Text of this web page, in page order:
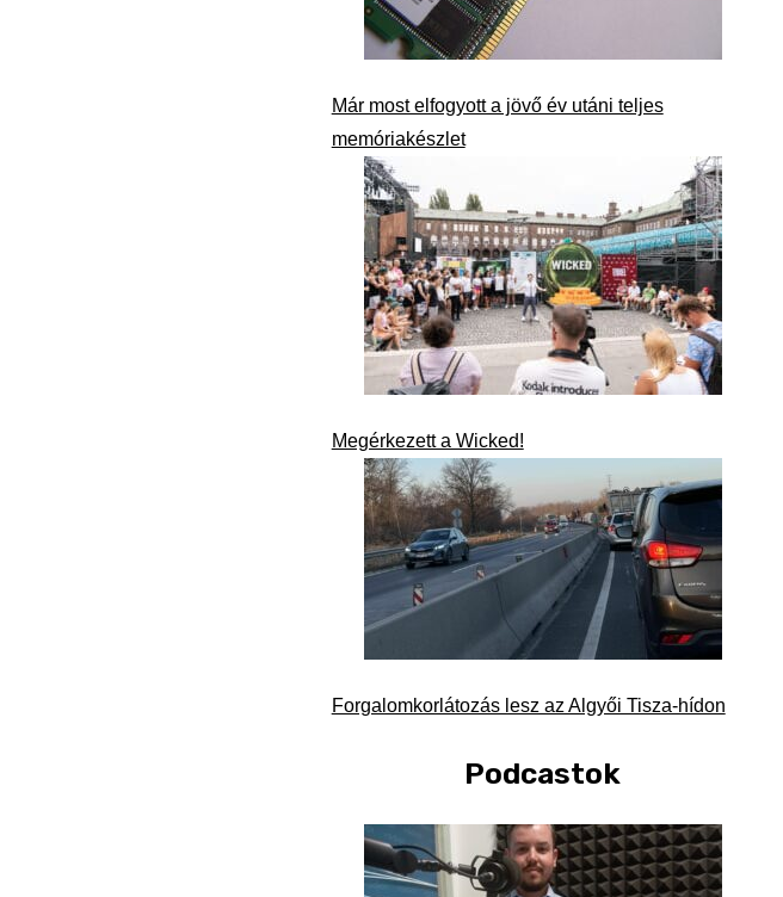
Már most elfogyott a jövő év utáni teljes
memóriakészlet
Megérkezett a Wicked!
Forgalomkorlátozás lesz az Algyői Tisza-hídon
Podcastok